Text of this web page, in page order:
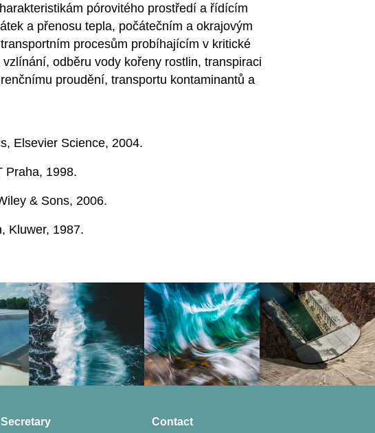
pórovitého prostředí a řídícím
a přenosu tepla, počátečním a okrajovým
procesům probíhajícím v kritické
odběru vody kořeny rostlin, transpiraci
proudění, transportu kontaminantů a
Elsevier Science, 2004.
Praha, 1998.
& Sons, 2006.
Kluwer, 1987.
Secretary Contact